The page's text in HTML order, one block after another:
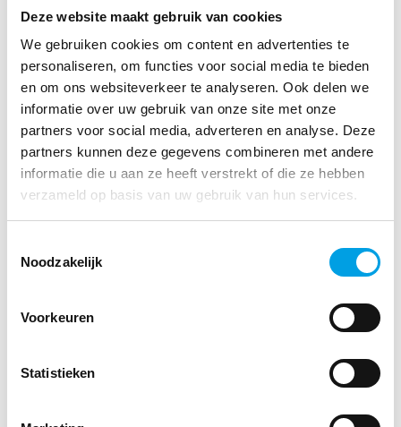
Deze website maakt gebruik van cookies
We gebruiken cookies om content en advertenties te
personaliseren, om functies voor social media te bieden
en om ons websiteverkeer te analyseren. Ook delen we
informatie over uw gebruik van onze site met onze
partners voor social media, adverteren en analyse. Deze
partners kunnen deze gegevens combineren met andere
informatie die u aan ze heeft verstrekt of die ze hebben
verzameld op basis van uw gebruik van hun services.
Noodzakelijk
Voorkeuren
Statistieken
Embedded content en social
media cookies
Deze cookies maken het mogelijk om externe content, zoals YouTube-
video’s of social media feeds, op onze website te tonen. Ze kunnen ook
tracking bevatten van externe platforms zoals Facebook of LinkedIn.
YouTube
van een video kan YouTube cookies plaatsen om gebruikersvoorkeuren
bieden. YouTube kan ook gegevens verzamelen over je kijkgedrag,
zelfs als je geen interactie hebt met de video. Meer informatie vind je